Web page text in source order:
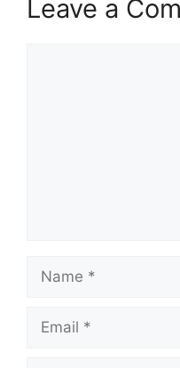
Leave a